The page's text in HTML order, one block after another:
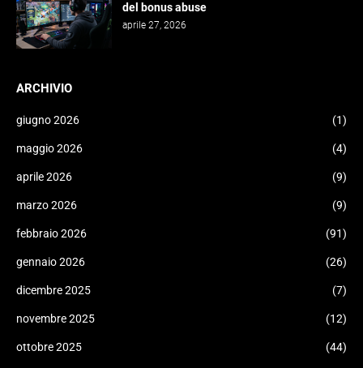
del bonus abuse
aprile 27, 2026
ARCHIVIO
giugno 2026 (1)
maggio 2026 (4)
aprile 2026 (9)
marzo 2026 (9)
febbraio 2026 (91)
gennaio 2026 (26)
dicembre 2025 (7)
novembre 2025 (12)
ottobre 2025 (44)